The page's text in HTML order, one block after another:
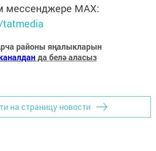
мессенджере MАХ:
районы яңалыкларын
да белә аласыз
на страницу новости